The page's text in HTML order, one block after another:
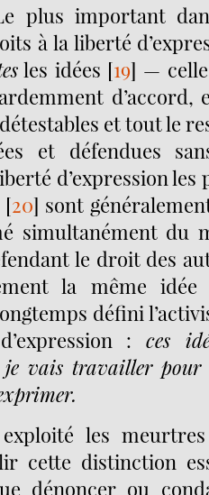
plus important
à la liberté
les idées [19] —
d’accord,
et tout le
et défendues
d’expression
[20] sont
simultanément du
le droit des
la même idée
défini
:ces
vais travailler pour
les
cette distinction
dénoncer ou